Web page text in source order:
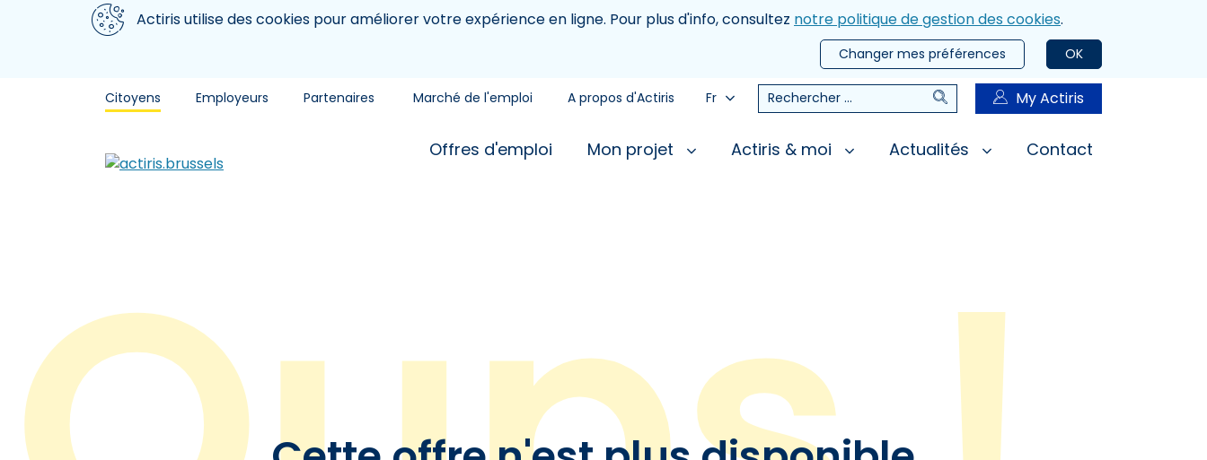
Aller au contenu principal
Nous utilisons des cookiesActiris utilise des cookies pour améliorer votre expérience en ligne. Pour plus d'info, consultez notre politique de gestion des cookies.
OK
Changer mes préférences
Citoyens Employeurs Partenaires Marché de l'emploi A propos d'Actiris Fr Rechercher RechercherMy Actiris
Offres d'emploi Mon projet Actiris & moi Actualités Contact